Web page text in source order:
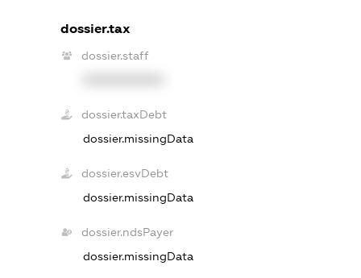
dossier.tax
dossier.staff
dossier.taxDebt
dossier.missingData
dossier.esvDebt
dossier.missingData
dossier.ndsPayer
dossier.missingData